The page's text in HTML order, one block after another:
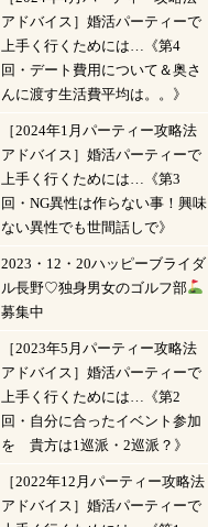
アドバイス］婚活パーティーで
上手く行くためには…《第4
回・デート費用について＆奥さ
んに渡す生活費平均は。。》
［2024年1月パーティー攻略法
アドバイス］婚活パーティーで
上手く行くためには…《第3
回・NG異性は作らない事！興味
ない異性でも世間話しで》
2023・12・20ハッピーブライダ
ル長野♡独身男女のゴルフ部
募集中
［2023年5月パーティー攻略法
アドバイス］婚活パーティーで
上手く行くためには…《第2
回・自分に合ったイベント参加
を 貴方は1巡派・2巡派？》
［2022年12月パーティー攻略法
アドバイス］婚活パーティーで